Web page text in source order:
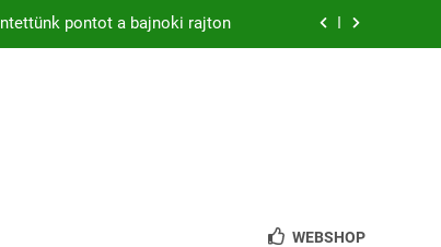
pontot a bajnoki rajton
játékos lépett pályára Érden
a MOL Magyar Kupában
WEBSHOP